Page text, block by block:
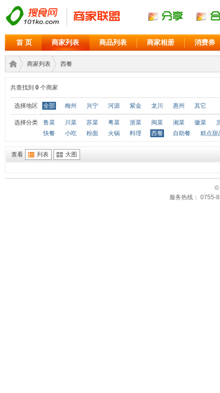
首 页 商家列表 商品列表 商家相册 消费券
商家›
商家列表
›
西餐
共查找到 0 个商家
选择地区 全部 梅州 兴宁 河源 紫金 龙川 惠州 其它
选择分类 鲁菜 川菜 苏菜 粤菜 浙菜 闽菜 湘菜 徽菜
快餐
小吃 粉面 火锅 料理 西餐 自助餐 糕点甜
查看 列表 大图
©
服务热线： 0755-